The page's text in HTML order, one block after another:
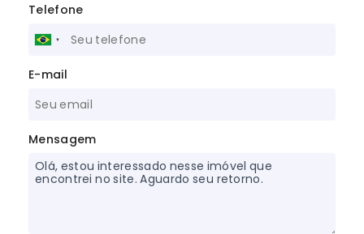
Telefone
E-mail
Mensagem